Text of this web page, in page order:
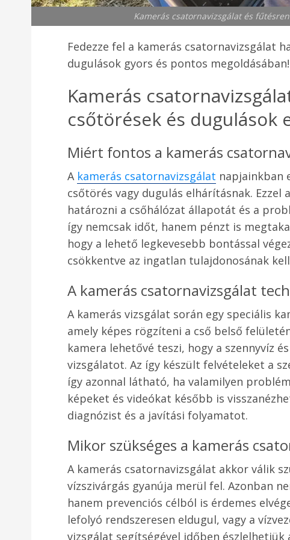
Kamerás csatornavizsgálat és
Fedezze fel a kamerás csatornavizsgálat
dugulások gyors és pontos megoldásában!
Kamerás
csőtörések és dugulások
Miért fontos a kamerás
A kamerás csatornavizsgálat napjainkban
csőtörés vagy dugulás elhárításnak.
határozni a csőhálózat állapotát és a
így nemcsak időt, hanem pénzt is
hogy a lehető legkevesebb bontással
csökkentve az ingatlan tulajdonosának
A kamerás csatornavizsgálat
A kamerás vizsgálat során egy speciális
amely képes rögzíteni a cső belső
kamera lehetővé teszi, hogy a szennyvíz
vizsgálatot. Az így készült felvételeket a
így azonnal látható, ha valamilyen
képeket és videókat később is
diagnózist és a javítási folyamatot.
Mikor szükséges a kamerás
A kamerás csatornavizsgálat akkor válik
vízszivárgás gyanúja merül fel. Azonban
hanem prevenciós célból is érdemes
lefolyó rendszeresen eldugul, vagy a
vizsgálat segítségével időben